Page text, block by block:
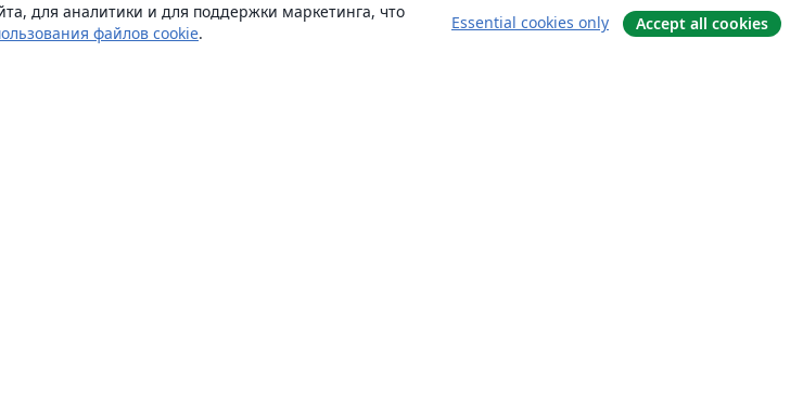
для аналитики и для поддержки маркетинга, что
файлов cookie.
Essential cookies only Accept all cookies